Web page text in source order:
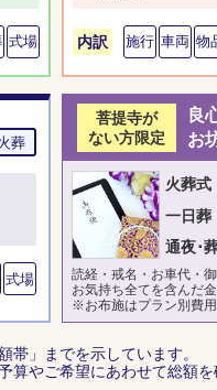
式場 内訳 施行 車両 物
葬
式場
菩提寺が
ない方限定
良
お
火葬式
一日葬
通夜･
読経・戒名・お車代・
お気持ち全てを含んだ
※お布施はプラン別費用
」までを示しています。
やご希望にあわせて総額を